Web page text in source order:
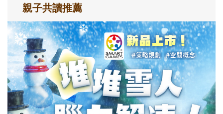
親子共讀推薦
最新活動